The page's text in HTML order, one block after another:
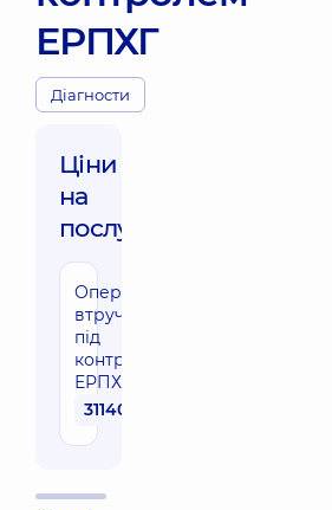
ЕРПХГ
Діагности
Ціни
на
послуги:
Оперативне
втручання
під
контролем
ЕРПХГ
31140 грн